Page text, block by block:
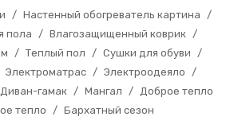
/ Настенный обогреватель картина
/
пола
/ Влагозащищенный коврик
/
/ Теплый пол / Сушки для обуви
/
Электроматрас / Электроодеяло
/
Диван-гамак / Мангал /
Доброе тепло
тепло / Бархатный сезон